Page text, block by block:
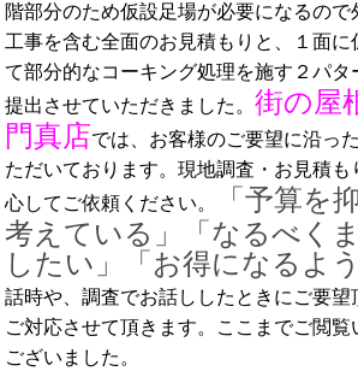
階部分のため仮設足場が必要になるので
工事を含む全面のお見積もりと、１面に
て部分的なコーキング処理を施す２パタ
提出させていただきました。街の屋
門真店では、お客様のご要望に沿っ
ただいております。現地調査・お見積
心してご依頼ください。
「予算を
考えている」「なるべく
したい」「お得になるよう
話時や、調査でお話ししたときにご要望
ご対応させて頂きます。ここまでご閲覧
ございました。